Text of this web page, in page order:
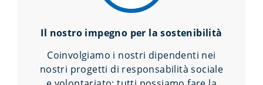
Il nostro impegno per la sostenibilità
Coinvolgiamo i nostri dipendenti nei
nostri progetti di responsabilità sociale